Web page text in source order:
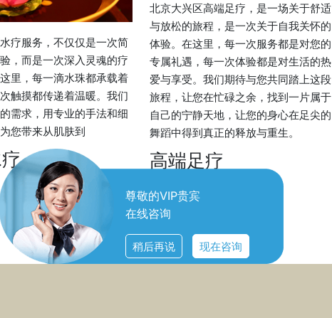
尊敬的VIP贵宾
在线咨询
稍后再说 现在咨询
疗服务，不仅仅是一次简
，而是一次深入灵魂的疗
里，每一滴水珠都承载着
触摸都传递着温暖。我们
需求，用专业的手法和细
您带来从肌肤到
北京大兴区高端足疗，是一场关于舒适
与放松的旅程，是一次关于自我关怀的
体验。在这里，每一次服务都是对您的
专属礼遇，每一次体验都是对生活的热
爱与享受。我们期待与您共同踏上这段
旅程，让您在忙碌之余，找到一片属于
自己的宁静天地，让您的身心在足尖的
舞蹈中得到真正的释放与重生。
高端足疗